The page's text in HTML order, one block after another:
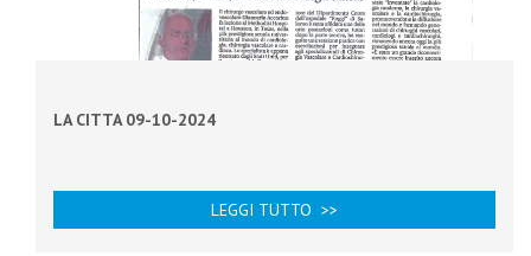
LA CITTA 09-10-2024
LEGGI TUTTO >>